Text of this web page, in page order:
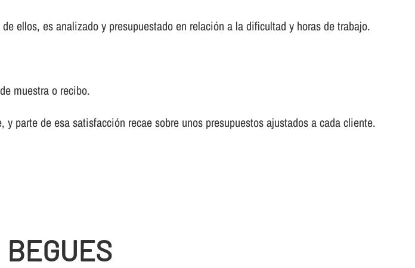
ellos, es analizado y presupuestado en relación a la dificultad y horas de trabajo.
muestra o recibo.
parte de esa satisfacción recae sobre unos presupuestos ajustados a cada cliente.
BEGUES